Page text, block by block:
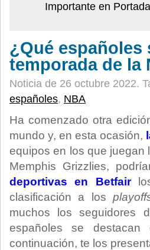
Importante en Portada
¿Qué españoles
temporada de la
Noticia de 26 octubre 2022.
españoles, NBA
Ha comenzado otra
mundo y, en esta ocasión,
equipos en los que juegan
Memphis Grizzlies,
deportivas en Betfair
clasificación a los
muchos los seguidores
españoles se
continuación, te los